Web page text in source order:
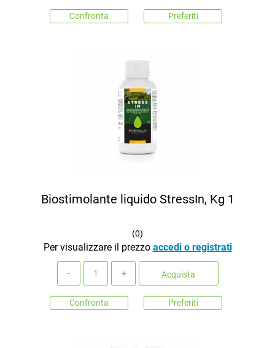
Confronta Preferiti
Biostimolante liquido StressIn, Kg 1
(0)
Per visualizzare il prezzo accedi o registrati
Acquista
Confronta Preferiti